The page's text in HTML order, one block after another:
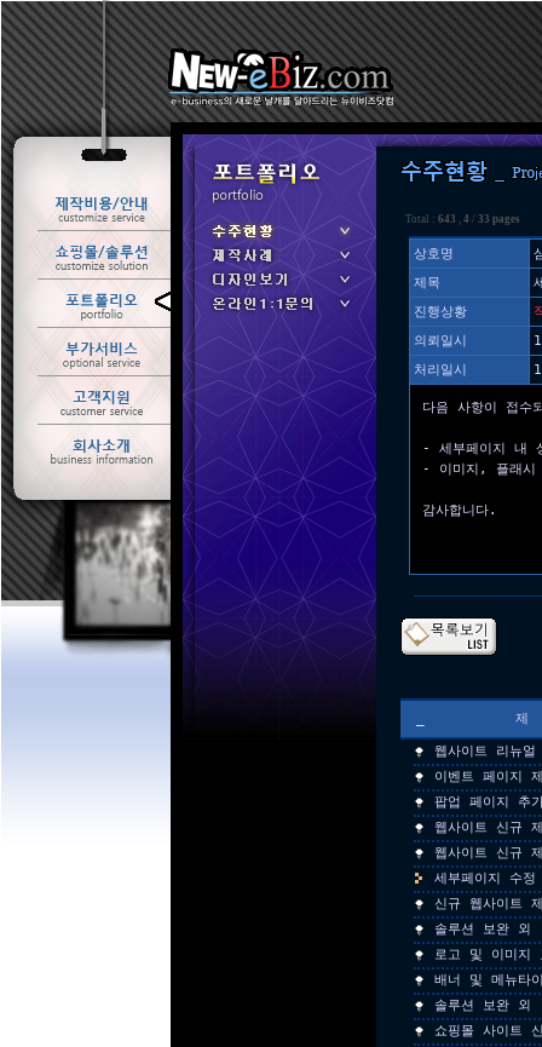
Total : 643 , 4 / 33 pages
상호명
제목
진행상황
의뢰일시
처리일시
다음 사항이 접수
- 세부페이지 내
- 이미지, 플래시
감사합니다.
웹사이트 리뉴얼
이벤트 페이지
팝업 페이지 추
웹사이트 신규
웹사이트 신규
세부페이지 수정
신규 웹사이트
솔루션 보완 외
로고 및 이미지
배너 및 메뉴타
솔루션 보완 외
쇼핑몰 사이트
ㆍ 수주현황
ㆍ 제작사례